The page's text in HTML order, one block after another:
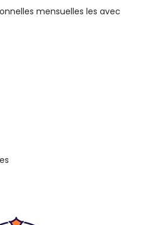
mensuelles les avec